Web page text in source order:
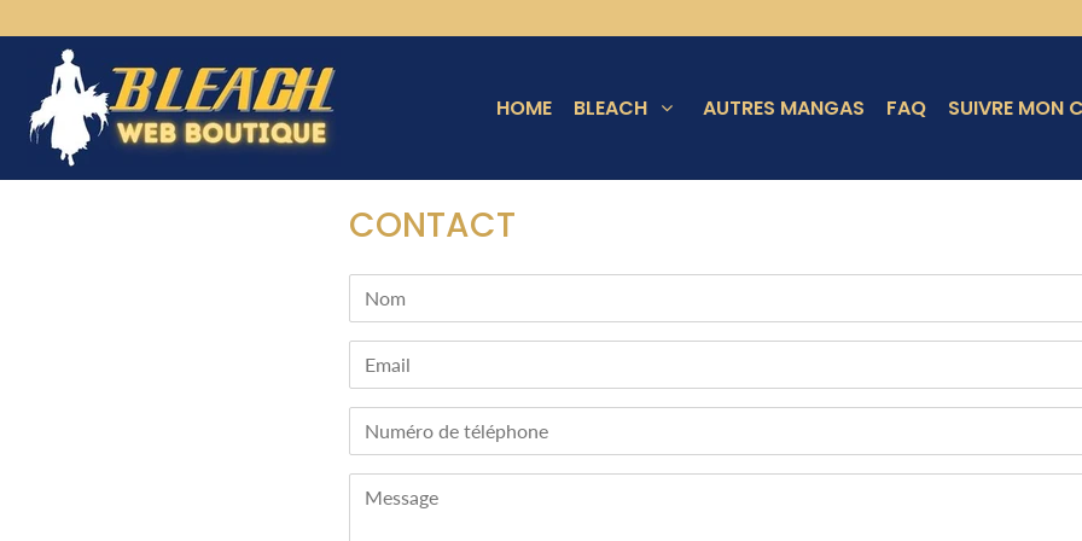
HOME BLEACH AUTRES MANGAS FAQ SUIVRE MON
Accueil › Contact
CONTACT
Nom
Email
Numéro
de
téléphone
Message